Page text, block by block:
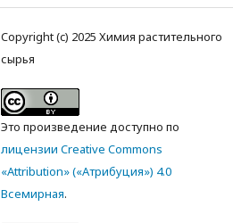
Copyright (c) 2025 Химия растительного
сырья
Это произведение доступно по
лицензии Creative Commons
«Attribution» («Атрибуция») 4.0
Всемирная.